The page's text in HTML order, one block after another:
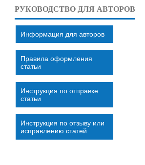
РУКОВОДСТВО ДЛЯ АВТОРОВ
Информация для авторов
Правила оформления
статьи
Инструкция по отправке
статьи
Инструкция по отзыву или
исправлению статей